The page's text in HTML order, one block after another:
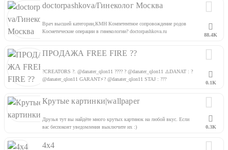
doctorpashkova/Гинеколог Москва
Врач высшей категории,КМН Компетентное сопровождение родов
Косметические операции в гинекологии? doctorpashkova.ru
88.4K
ПРОДАЖА FREE FIRE ??
?CREATORS ?. @danater_qlon11 ???? ? @danater_qlon11 ⚠️DANAT : ?
@danater_qlon11 GARANT⚡️? @danater_qlon11 STAJ : ???
0.1K
Крутые картинки|wallpaper
Друзья тут вы найдёте много крутых картинок на любой вкус. Если
вас беспокоят уведомления выключите их :)
0.3K
4х4